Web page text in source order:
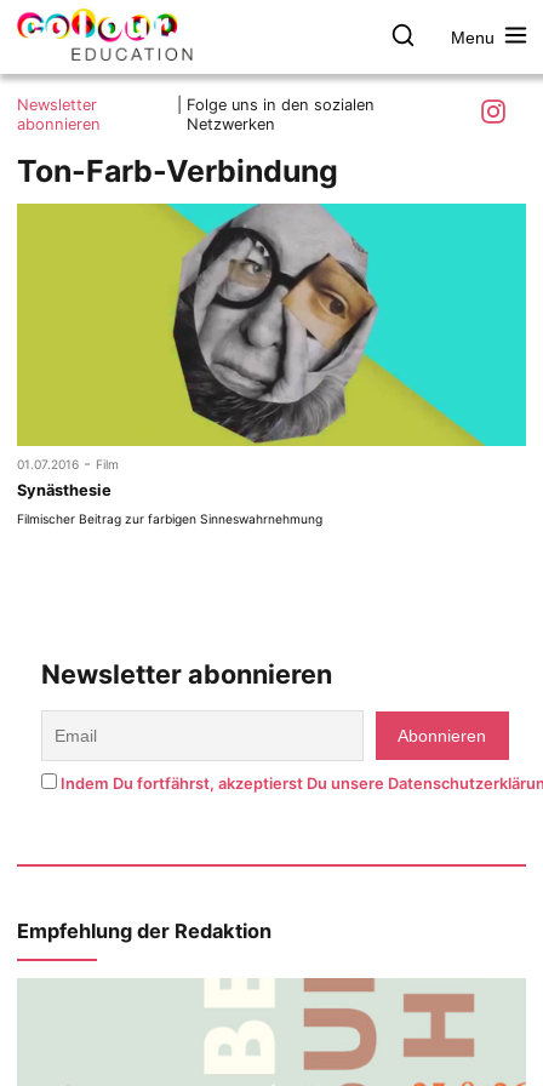
Skip
colour.education
Farbe
entdecken
Menu
Was ist colour.education?
Ziele und Mitmachen
Kontakt
Impressum
Datenschutzerklärung
Newsletter
abonnieren
Folge uns in den sozialen
Netzwerken
Ton-Farb-Verbindung
01.07.2016 - Film
Synästhesie
Filmischer Beitrag zur farbigen Sinneswahrnehmung
Newsletter abonnieren
Indem Du fortfährst, akzeptierst Du unsere
Empfehlung der Redaktion